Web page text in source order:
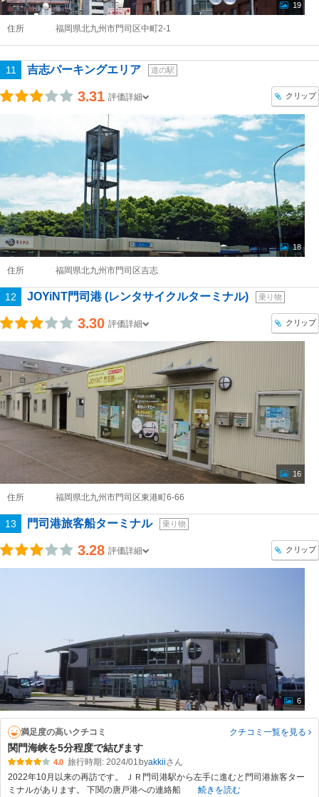
19
住所 福岡県北九州市門司区中町2-1
11 吉志パーキングエリア 道の駅
3.31 評価詳細 クリップ
18
住所 福岡県北九州市門司区吉志
12 JOYiNT門司港 (レンタサイクルターミナル) 乗り物
3.30 評価詳細 クリップ
16
住所 福岡県北九州市門司区東港町6-66
13 門司港旅客船ターミナル 乗り物
3.28 評価詳細 クリップ
6
満足度の高いクチコミ クチコミ一覧を見る
関門海峡を5分程度で結びます
4.0 旅行時期: 2024/01 byakkii
2022年10月以来の再訪です。 ＪＲ門司港駅から左手に進むと門司港旅客ター
ミナルがあります。 下関の唐戸港への連絡船
続きを読む